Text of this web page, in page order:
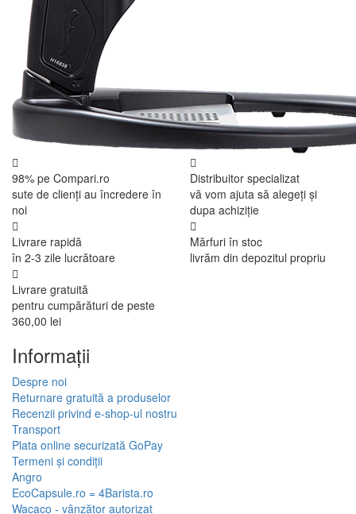
98% pe Compari.ro
sute de clienți au încredere în
noi
Distribuitor specializat
vă vom ajuta să alegeți și
dupa achiziție
Livrare rapidă
în 2-3 zile lucrătoare
Mărfuri în stoc
livrăm din depozitul propriu
Livrare gratuită
pentru cumpărături de peste
360,00 lei
Informaţii
Despre noi
Returnare gratuită a produselor
Recenzii privind e-shop-ul nostru
Transport
Plata online securizată GoPay
Termeni și condiții
Angro
EcoCapsule.ro = 4Barista.ro
Wacaco - vânzător autorizat